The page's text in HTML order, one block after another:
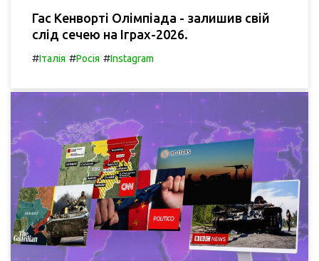
Гас Кенворті Олімпіада - залишив свій
слід сечею на Іграх-2026.
#Італія #Росія #Instagram